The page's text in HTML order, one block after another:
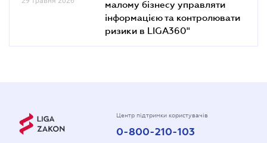
малому бізнесу управляти
інформацією та контролювати
ризики в LIGA360"
Центр підтримки користувачів
0-800-210-103